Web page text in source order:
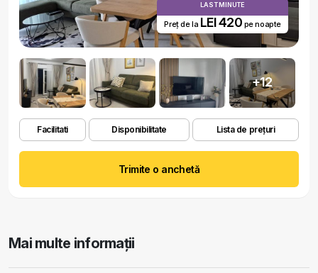
LAST MINUTE
Preț de la LEI 420 pe noapte
+12
Facilitati Disponibilitate Lista de prețuri
Trimite o anchetă
Mai multe informații